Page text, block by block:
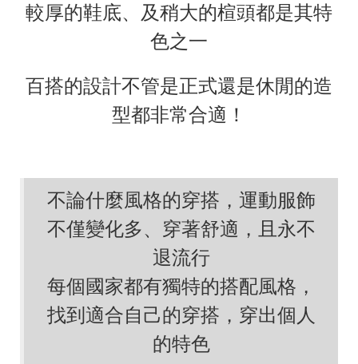
較厚的鞋底、及稍大的楦頭都是其特
色之一
百搭的設計不管是正式還是休閒的造
型都非常合適！
不論什麼風格的穿搭，運動服飾
不僅變化多、穿著舒適，且永不
退流行
每個國家都有獨特的搭配風格，
找到適合自己的穿搭，穿出個人
的特色